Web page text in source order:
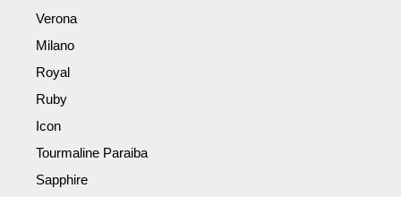
Verona
Milano
Royal
Ruby
Icon
Tourmaline Paraiba
Sapphire